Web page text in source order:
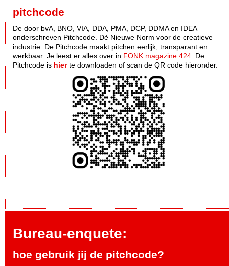
pitchcode
De door bvA, BNO, VIA, DDA, PMA, DCP, DDMA en IDEA
onderschreven Pitchcode. Dè Nieuwe Norm voor de creatieve
industrie. De Pitchcode maakt pitchen eerlijk, transparant en
werkbaar. Je leest er alles over in FONK magazine 424. De
Pitchcode is hierte downloaden of scan de QR code hieronder.
Bureau-enquete:
hoe gebruik jij de pitchcode?